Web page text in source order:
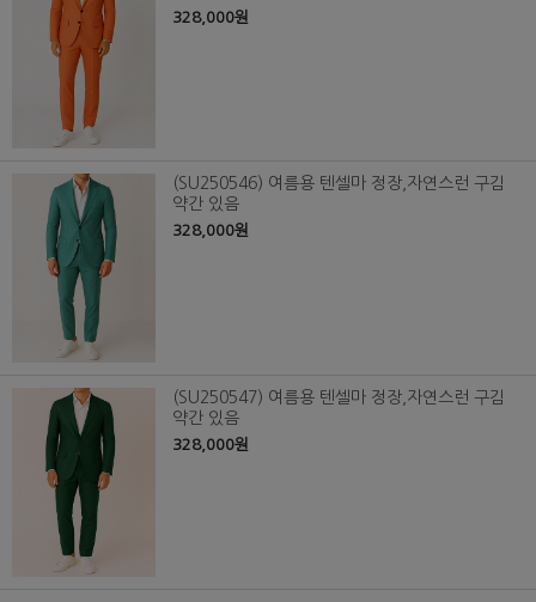
328,000원
(SU250546) 여름용 텐셀마 정장,자연스런 구김
약간 있음
328,000원
(SU250547) 여름용 텐셀마 정장,자연스런 구김
약간 있음
328,000원